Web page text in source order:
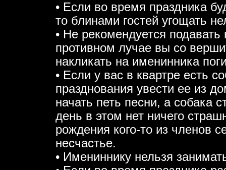
• Если во время праздника
то блинами гостей угощать
• Не рекомендуется
противном лучае вы со
накликать на именинника
• Если у вас в квартре есть
празднования увести ее из
начать петь песни, а собака
день в этом нет ничего
рождения кого-то из членов
несчастье.
• Имениннику нельзя